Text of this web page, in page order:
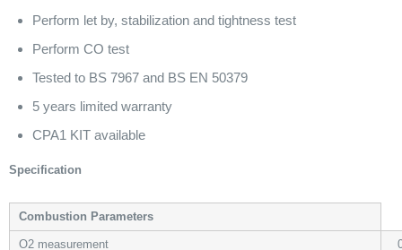
Perform let by, stabilization and tightness test
Perform CO test
Tested to BS 7967 and BS EN 50379
5 years limited warranty
CPA1 KIT available
Specification
Combustion Parameters
O2 measurement